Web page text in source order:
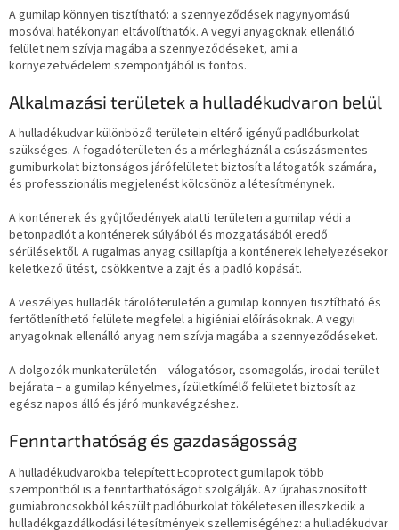
A gumilap könnyen tisztítható: a szennyeződések nagynyomású
mosóval hatékonyan eltávolíthatók. A vegyi anyagoknak ellenálló
felület nem szívja magába a szennyeződéseket, ami a
környezetvédelem szempontjából is fontos.
Alkalmazási területek a hulladékudvaron belül
A hulladékudvar különböző területein eltérő igényű padlóburkolat
szükséges. A fogadóterületen és a mérlegháznál a csúszásmentes
gumiburkolat biztonságos járófelületet biztosít a látogatók számára,
és professzionális megjelenést kölcsönöz a létesítménynek.
A konténerek és gyűjtőedények alatti területen a gumilap védi a
betonpadlót a konténerek súlyából és mozgatásából eredő
sérülésektől. A rugalmas anyag csillapítja a konténerek lehelyezésekor
keletkező ütést, csökkentve a zajt és a padló kopását.
A veszélyes hulladék tárolóterületén a gumilap könnyen tisztítható és
fertőtleníthető felülete megfelel a higiéniai előírásoknak. A vegyi
anyagoknak ellenálló anyag nem szívja magába a szennyeződéseket.
A dolgozók munkaterületén – válogatósor, csomagolás, irodai terület
bejárata – a gumilap kényelmes, ízületkímélő felületet biztosít az
egész napos álló és járó munkavégzéshez.
Fenntarthatóság és gazdaságosság
A hulladékudvarokba telepített Ecoprotect gumilapok több
szempontból is a fenntarthatóságot szolgálják. Az újrahasznosított
gumiabroncsokból készült padlóburkolat tökéletesen illeszkedik a
hulladékgazdálkodási létesítmények szellemiségéhez: a hulladékudvar